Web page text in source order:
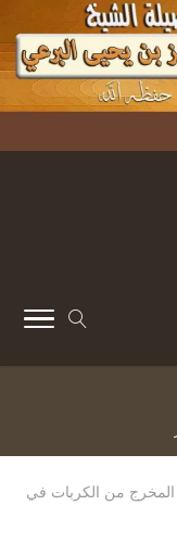
المخرج من الكربات في